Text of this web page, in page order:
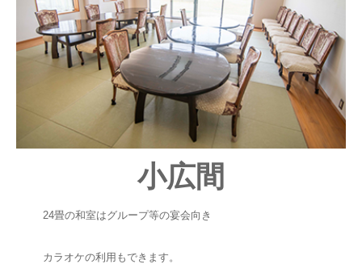
小広間
24畳の和室はグループ等の宴会向き
カラオケの利用もできます。